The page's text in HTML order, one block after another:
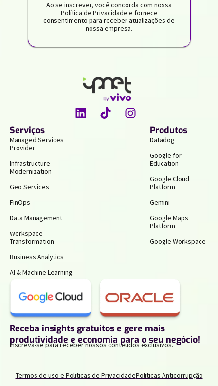
Ao se inscrever, você concorda com nossa
Política de Privacidade e fornece
consentimento para receber atualizações de
nossa empresa.
Serviços
Managed Services
Provider
Infrastructure
Modernization
Geo Services
FinOps
Data Management
Workspace
Transformation
Business Analytics
AI & Machine Learning
Produtos
Datadog
Google for
Education
Google Cloud
Platform
Gemini
Google Maps
Platform
Google Workspace
Receba insights gratuitos e gere mais
produtividade e economia para o seu negócio!
Inscreva-se para receber nossos conteúdos exclusivos.
Termos de uso e Politicas de PrivacidadePoliticas Anticorrupção